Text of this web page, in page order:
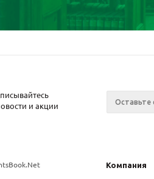
и акции
Компания